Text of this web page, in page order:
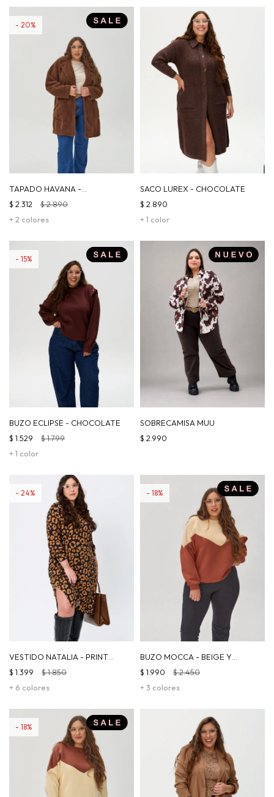
TAPADO HAVANA -
CHOCOLATE
+ 2 colores
$ 2.312 $2.890
20
SACO LUREX - CHOCOLATE
+ 1 color
$ 2.890
BUZO ECLIPSE - CHOCOLATE
+ 1 color
$ 1.529 $1.799
15
SOBRECAMISA MUU
$ 2.990
VESTIDO NATALIA - PRINT
MARRÓN
+ 6 colores
$ 1.399 $1.850
24
BUZO MOCCA - BEIGE Y
CHOCO
+ 3 colores
$ 1.990 $2.450
18
18